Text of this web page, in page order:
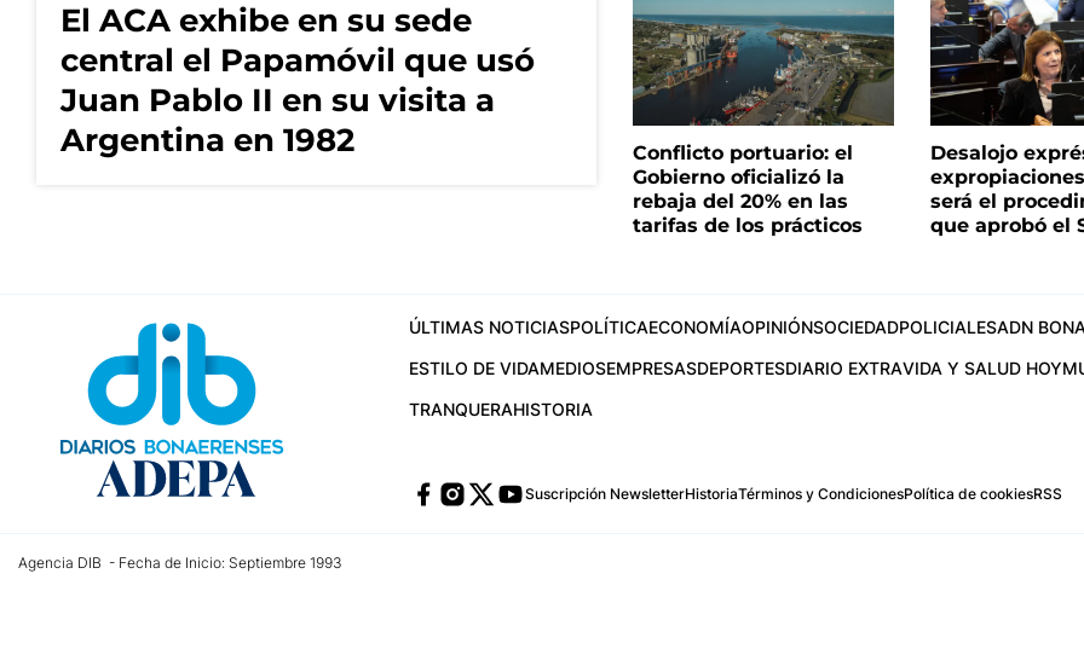
El ACA exhibe en su sede
central el Papamóvil que usó
Juan Pablo II en su visita a
Argentina en 1982
Conflicto portuario: el
Gobierno oficializó la
rebaja del 20% en las
tarifas de los prácticos
Desalojo
será el
que aprobó el
ÚLTIMAS NOTICIASPOLÍTICAECONOMÍAOPINIÓNSOCIEDADPOLICIALESADN
ESTILO DE VIDAMEDIOSEMPRESASDEPORTESDIARIO EXTRAVIDA Y SALUD HOY
TRANQUERAHISTORIA
Suscripción NewsletterHistoriaTérminos y CondicionesPolítica de cookiesRSS
Agencia DIB - Fecha de Inicio: Septiembre 1993